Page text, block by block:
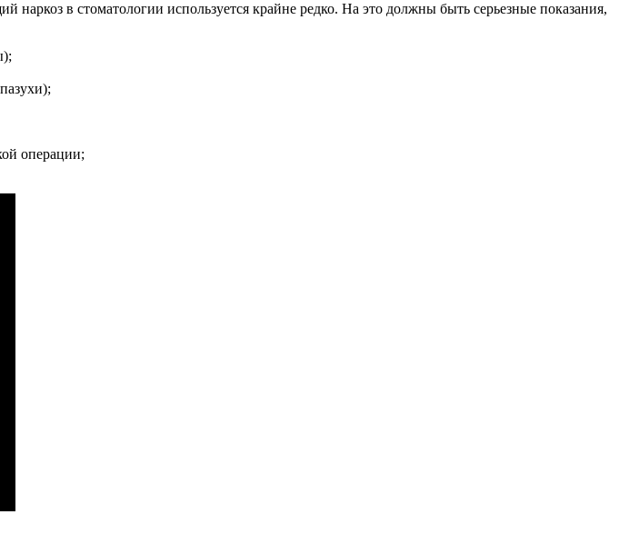
в стоматологии используется крайне редко. На это должны быть серьезные показания,
операции;